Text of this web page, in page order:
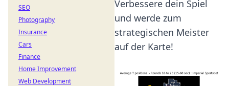
Verbessere dein Spiel
und werde zum
strategischen Meister
auf der Karte!
SEO
Photography
Insurance
Cars
Finance
Home Improvement
Web Development